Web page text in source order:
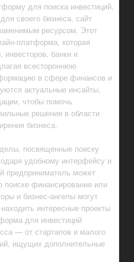
для поиска инвестиций,
своего бизнеса, сайт
ресурсом. Этот
платформа, которая
инвесторов, банки и
всестороннюю
в сфере финансов и
актуальные инсайты,
чтобы помочь
решения в области
бизнеса.
посвященные поиску
удобному интерфейсу и
предприниматель может
поиске финансирования или
и бизнес-ангелы могут
интересные проекты
для инвестиций
— от стартапов и малого
ищущих дополнительные